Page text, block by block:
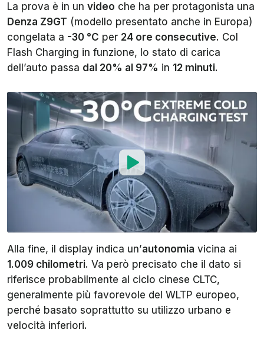
La prova è in un video che ha per protagonista una
Denza Z9GT (modello presentato anche in Europa)
congelata a -30 °C per 24 ore consecutive. Col
Flash Charging in funzione, lo stato di carica
dell’auto passa dal 20% al 97% in 12 minuti.
Alla fine, il display indica un’autonomia vicina ai
1.009 chilometri. Va però precisato che il dato si
riferisce probabilmente al ciclo cinese CLTC,
generalmente più favorevole del WLTP europeo,
perché basato soprattutto su utilizzo urbano e
velocità inferiori.